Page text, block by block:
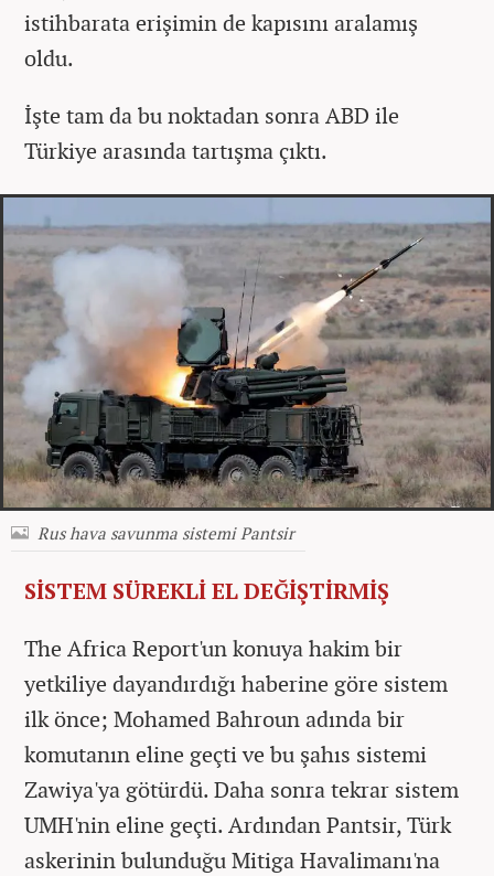
istihbarata erişimin de kapısını aralamış
oldu.
İşte tam da bu noktadan sonra ABD ile
Türkiye arasında tartışma çıktı.
Rus hava savunma sistemi Pantsir
SİSTEM SÜREKLİ EL DEĞİŞTİRMİŞ
The Africa Report'un konuya hakim bir
yetkiliye dayandırdığı haberine göre sistem
ilk önce; Mohamed Bahroun adında bir
komutanın eline geçti ve bu şahıs sistemi
Zawiya'ya götürdü. Daha sonra tekrar sistem
UMH'nin eline geçti. Ardından Pantsir, Türk
askerinin bulunduğu Mitiga Havalimanı'na